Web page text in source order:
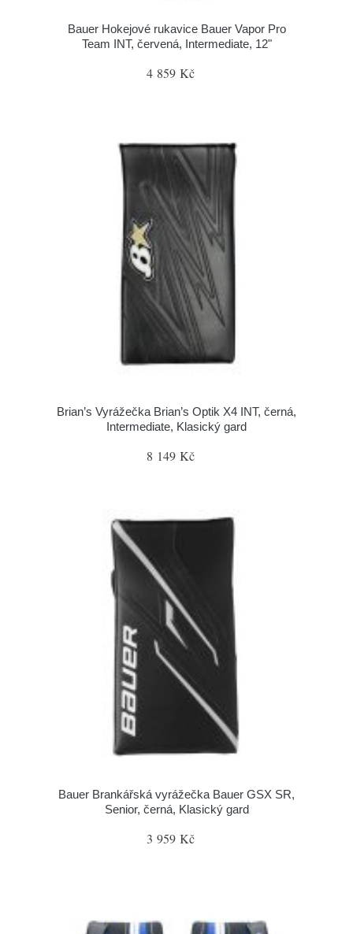
Bauer Hokejové rukavice Bauer Vapor Pro
Team INT, červená, Intermediate, 12"
4 859 Kč
Brian’s Vyrážečka Brian’s Optik X4 INT, černá,
Intermediate, Klasický gard
8 149 Kč
Bauer Brankářská vyrážečka Bauer GSX SR,
Senior, černá, Klasický gard
3 959 Kč